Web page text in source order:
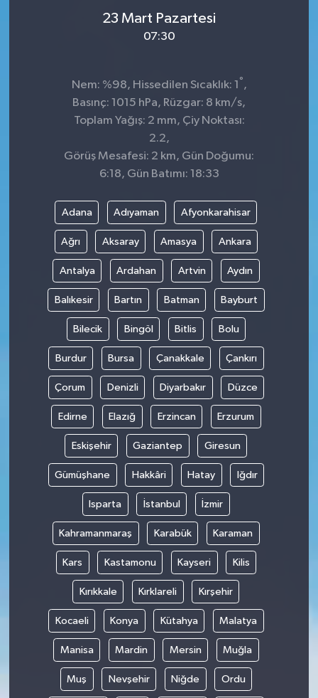
23 Mart Pazartesi
07:30
Nem: %98, Hissedilen Sıcaklık: 1 ° ,
Basınç: 1015 hPa, Rüzgar: 8 km/s,
Toplam Yağış: 2 mm, Çiy Noktası:
2.2,
Görüş Mesafesi: 2 km, Gün Doğumu:
6:18, Gün Batımı: 18:33
Adana Adıyaman Afyonkarahisar
Ağrı Aksaray Amasya Ankara
Antalya Ardahan Artvin Aydın
Balıkesir Bartın Batman Bayburt
Bilecik Bingöl Bitlis Bolu
Burdur Bursa Çanakkale Çankırı
Çorum Denizli Diyarbakır Düzce
Edirne Elazığ Erzincan Erzurum
Eskişehir Gaziantep Giresun
Gümüşhane Hakkâri Hatay Iğdır
Isparta İstanbul İzmir
Kahramanmaraş Karabük Karaman
Kars Kastamonu Kayseri Kilis
Kırıkkale Kırklareli Kırşehir
Kocaeli Konya Kütahya Malatya
Manisa Mardin Mersin Muğla
Muş Nevşehir Niğde Ordu